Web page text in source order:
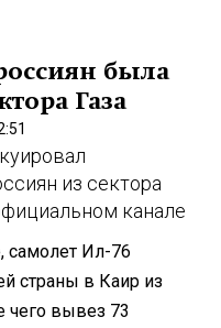
была
Газа
из сектора
канале
самолет Ил-76
страны в Каир из
чего вывез 73